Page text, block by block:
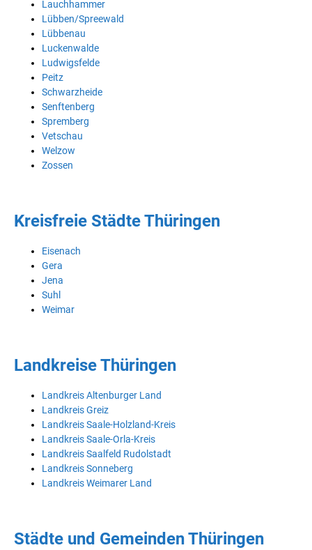
Lauchhammer
Lübben/Spreewald
Lübbenau
Luckenwalde
Ludwigsfelde
Peitz
Schwarzheide
Senftenberg
Spremberg
Vetschau
Welzow
Zossen
Kreisfreie Städte Thüringen
Eisenach
Gera
Jena
Suhl
Weimar
Landkreise Thüringen
Landkreis Altenburger Land
Landkreis Greiz
Landkreis Saale-Holzland-Kreis
Landkreis Saale-Orla-Kreis
Landkreis Saalfeld Rudolstadt
Landkreis Sonneberg
Landkreis Weimarer Land
Städte und Gemeinden Thüringen